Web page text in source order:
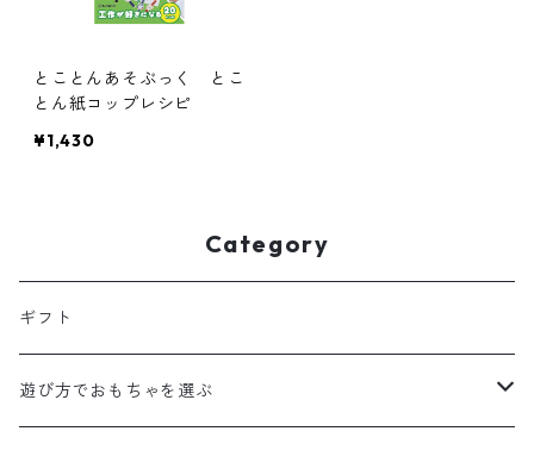
とことんあそぶっく とこ
とん紙コップレシピ
¥1,430
Category
ギフト
遊び方でおもちゃを選ぶ